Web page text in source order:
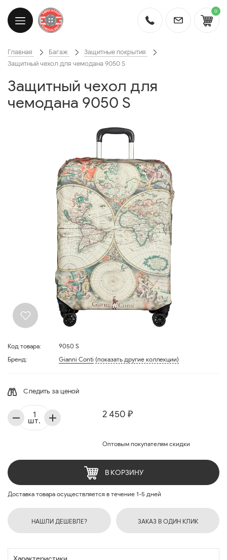
0
Главная Багаж
Защитные покрытия
Защитный чехол для чемодана 9050 S
Защитный чехол для
чемодана 9050 S
Код товара:
9050 S
Бренд:
Gianni Conti (показать другие коллекции)
Следить за ценой
2 450 ₽
Оптовым покупателям скидки
шт.
В КОРЗИНУ
Доставка товара осуществляется в течение 1-5 дней
НАШЛИ ДЕШЕВЛЕ? ЗАКАЗ В ОДИН КЛИК